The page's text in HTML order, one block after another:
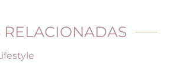
RELACIONADAS